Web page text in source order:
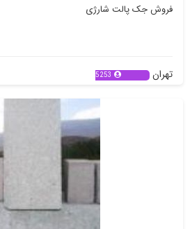
فروش جک پالت شارژی
تهران 5253